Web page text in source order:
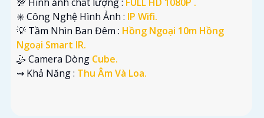
✳️ Công Nghệ Hình Ảnh : IP Wifi.
💡 Tầm Nhìn Ban Đêm : Hồng Ngoại 10m Hồng
Ngoại Smart IR.
🤹 Camera Dòng Cube.
️⇝ Khả Năng : Thu Âm Và Loa.